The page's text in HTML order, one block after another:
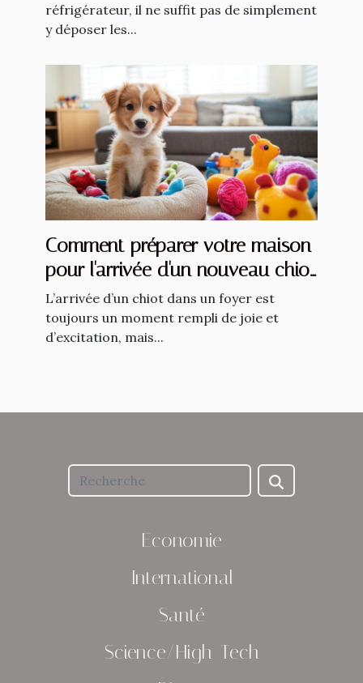
réfrigérateur, il ne suffit pas de simplement
y déposer les...
Comment préparer votre maison
pour l'arrivée d'un nouveau chiot
?
L’arrivée d’un chiot dans un foyer est
toujours un moment rempli de joie et
d’excitation, mais...
Economie
International
Santé
Science/High-Tech